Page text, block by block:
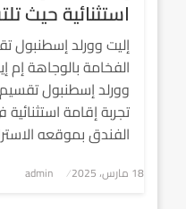
استثنائية حيث
إليت وورلد إسطنبول
الفخامة بالوجاهة
وورلد إسطنبول
تجربة إقامة
الفندق بموقعه
نُشر
18 مارس، 2025 admin